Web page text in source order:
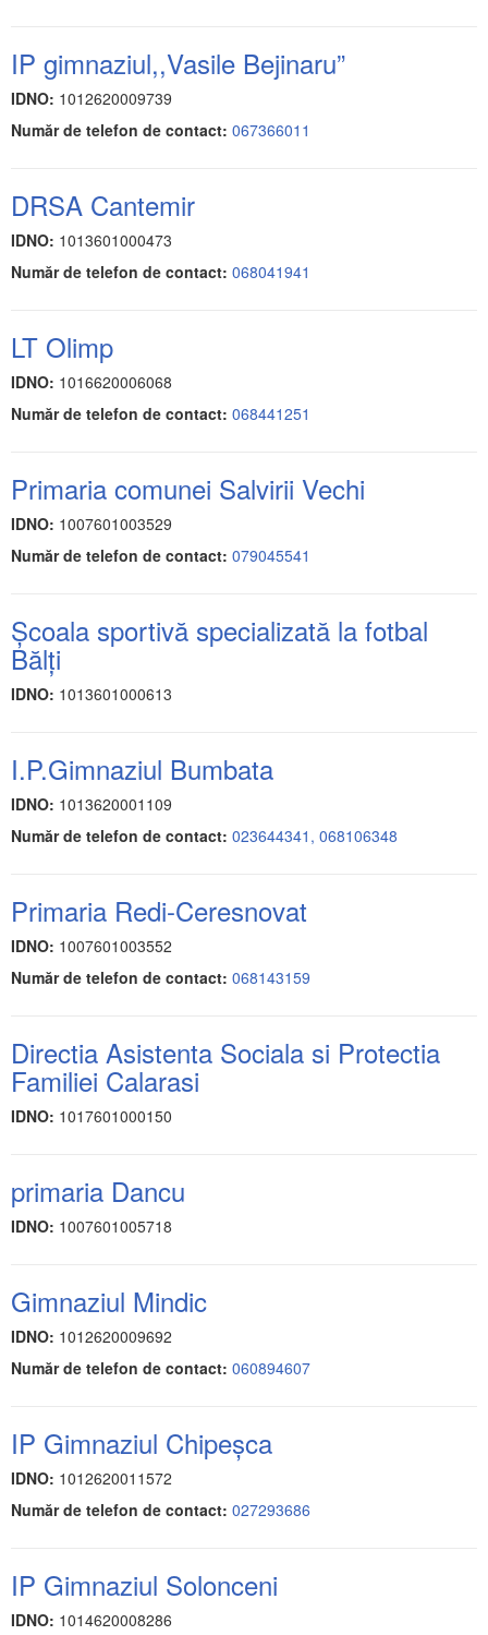
IP gimnaziul,,Vasile Bejinaru”
IDNO: 1012620009739
Număr de telefon de contact: 067366011
DRSA Cantemir
IDNO: 1013601000473
Număr de telefon de contact: 068041941
LT Olimp
IDNO: 1016620006068
Număr de telefon de contact: 068441251
Primaria comunei Salvirii Vechi
IDNO: 1007601003529
Număr de telefon de contact: 079045541
Şcoala sportivă specializată la fotbal
Bălţi
IDNO: 1013601000613
I.P.Gimnaziul Bumbata
IDNO: 1013620001109
Număr de telefon de contact: 023644341, 068106348
Primaria Redi-Ceresnovat
IDNO: 1007601003552
Număr de telefon de contact: 068143159
Directia Asistenta Sociala si Protectia
Familiei Calarasi
IDNO: 1017601000150
primaria Dancu
IDNO: 1007601005718
Gimnaziul Mindic
IDNO: 1012620009692
Număr de telefon de contact: 060894607
IP Gimnaziul Chipeșca
IDNO: 1012620011572
Număr de telefon de contact: 027293686
IP Gimnaziul Solonceni
IDNO: 1014620008286